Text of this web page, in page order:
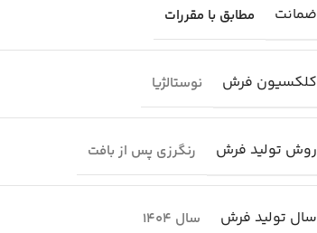
ضمانت مطابق با مقررات
کلکسیون فرش نوستالژیا
روش تولید فرش رنگرزی پس از بافت
سال تولید فرش سال 1404